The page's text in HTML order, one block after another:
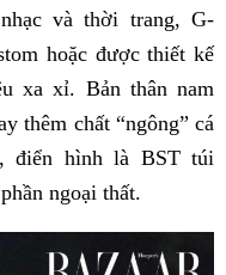
và thời trang, G-
hoặc được thiết kế
xa xỉ. Bản thân nam
thêm chất “ngông” cá
điển hình là BST túi
ngoại thất.